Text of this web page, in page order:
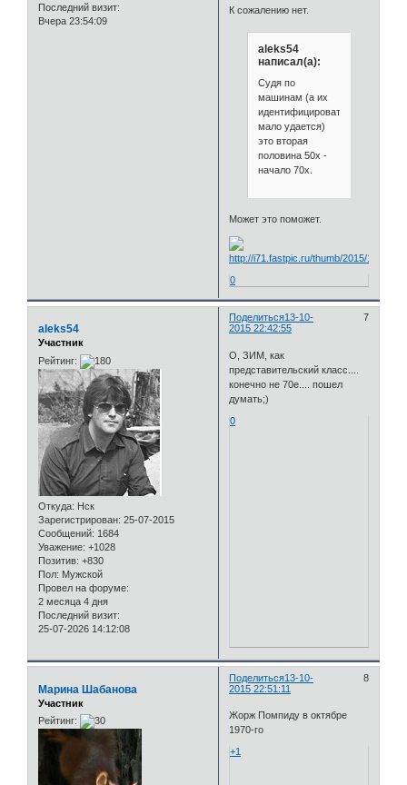
Последний визит:
Вчера 23:54:09
К сожалению нет.
aleks54
написал(а):
Судя по
машинам (а их
идентифицировать
мало удается)
это вторая
половина 50х -
начало 70х.
Может это поможет.
0
Поделиться 7
13-10-
2015 22:42:55
aleks54
Участник
Рейтинг:
Откуда: Нск
Зарегистрирован: 25-07-2015
Сообщений: 1684
Уважение: +1028
Позитив: +830
Пол: Мужской
Провел на форуме:
2 месяца 4 дня
Последний визит:
25-07-2026 14:12:08
О, ЗИМ, как
представительский класс....
конечно не 70е.... пошел
думать;)
0
Поделиться 8
13-10-
2015 22:51:11
Марина Шабанова
Участник
Рейтинг:
Жорж Помпи­ду в октябре
1970-го
+1